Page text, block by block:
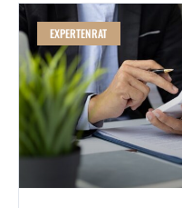
EXPERTENRAT